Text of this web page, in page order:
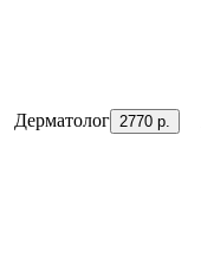
Дерма­толог 2770 р.